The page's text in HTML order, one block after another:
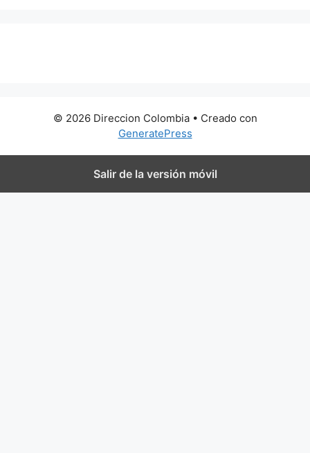
© 2026 Direccion Colombia• Creado con
GeneratePress
Salir de la versión móvil